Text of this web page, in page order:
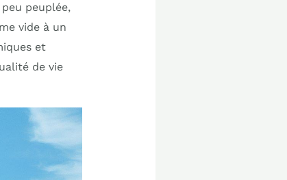
peuplée,
vide à un
et
de vie